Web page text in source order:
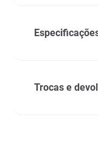
Trocas e